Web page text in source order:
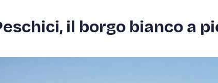
il borgo bianco a